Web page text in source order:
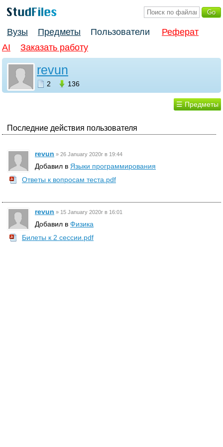
Вузы Предметы Пользователи
Реферат
AI
Заказать работу
revun
2 136
☰ Предметы
Последние действия пользователя
revun » 26 January 2020г в 19:44
Добавил в Языки программирования
Ответы к вопросам теста.pdf
revun » 15 January 2020г в 16:01
Добавил в Физика
Билеты к 2 сессии.pdf